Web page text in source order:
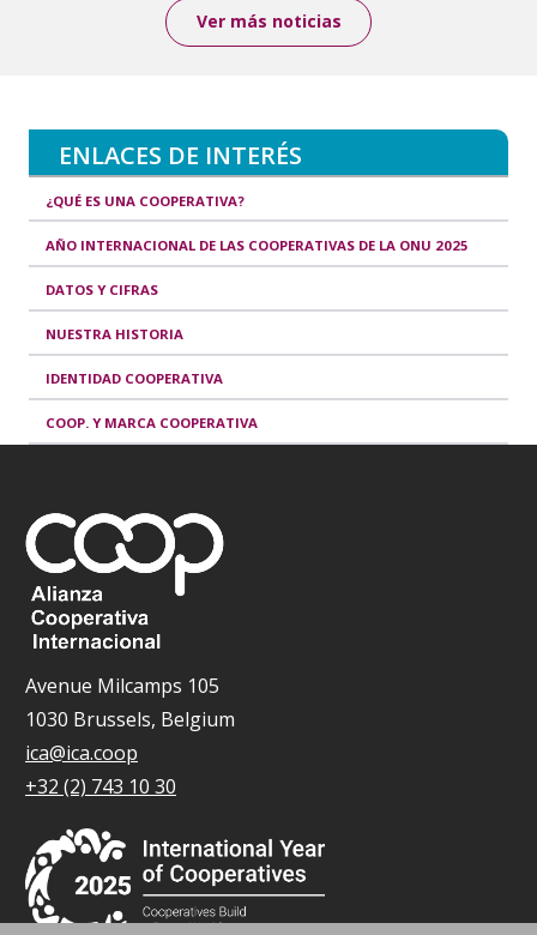
Ver más noticias
ENLACES DE INTERÉS
¿QUÉ ES UNA COOPERATIVA?
AÑO INTERNACIONAL DE LAS COOPERATIVAS DE LA ONU 2025
DATOS Y CIFRAS
NUESTRA HISTORIA
IDENTIDAD COOPERATIVA
COOP. Y MARCA COOPERATIVA
Avenue Milcamps 105
1030 Brussels, Belgium
ica@ica.coop
+32 (2) 743 10 30